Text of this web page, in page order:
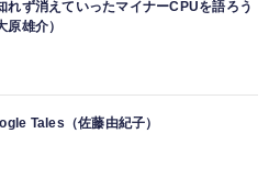
れず消えていったマイナーCPUを語ろう
原雄介）
Tales（佐藤由紀子）